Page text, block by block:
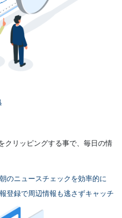
クリッピングする事で、毎日の情
のニュースチェックを効率的に
登録で周辺情報も逃さずキャッチ